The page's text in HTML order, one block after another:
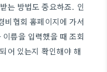
는 방법도 중요하죠. 인
비협회 홈페이지에 가서
름을 입력했을 때 조회
어 있는지 확인해야 해